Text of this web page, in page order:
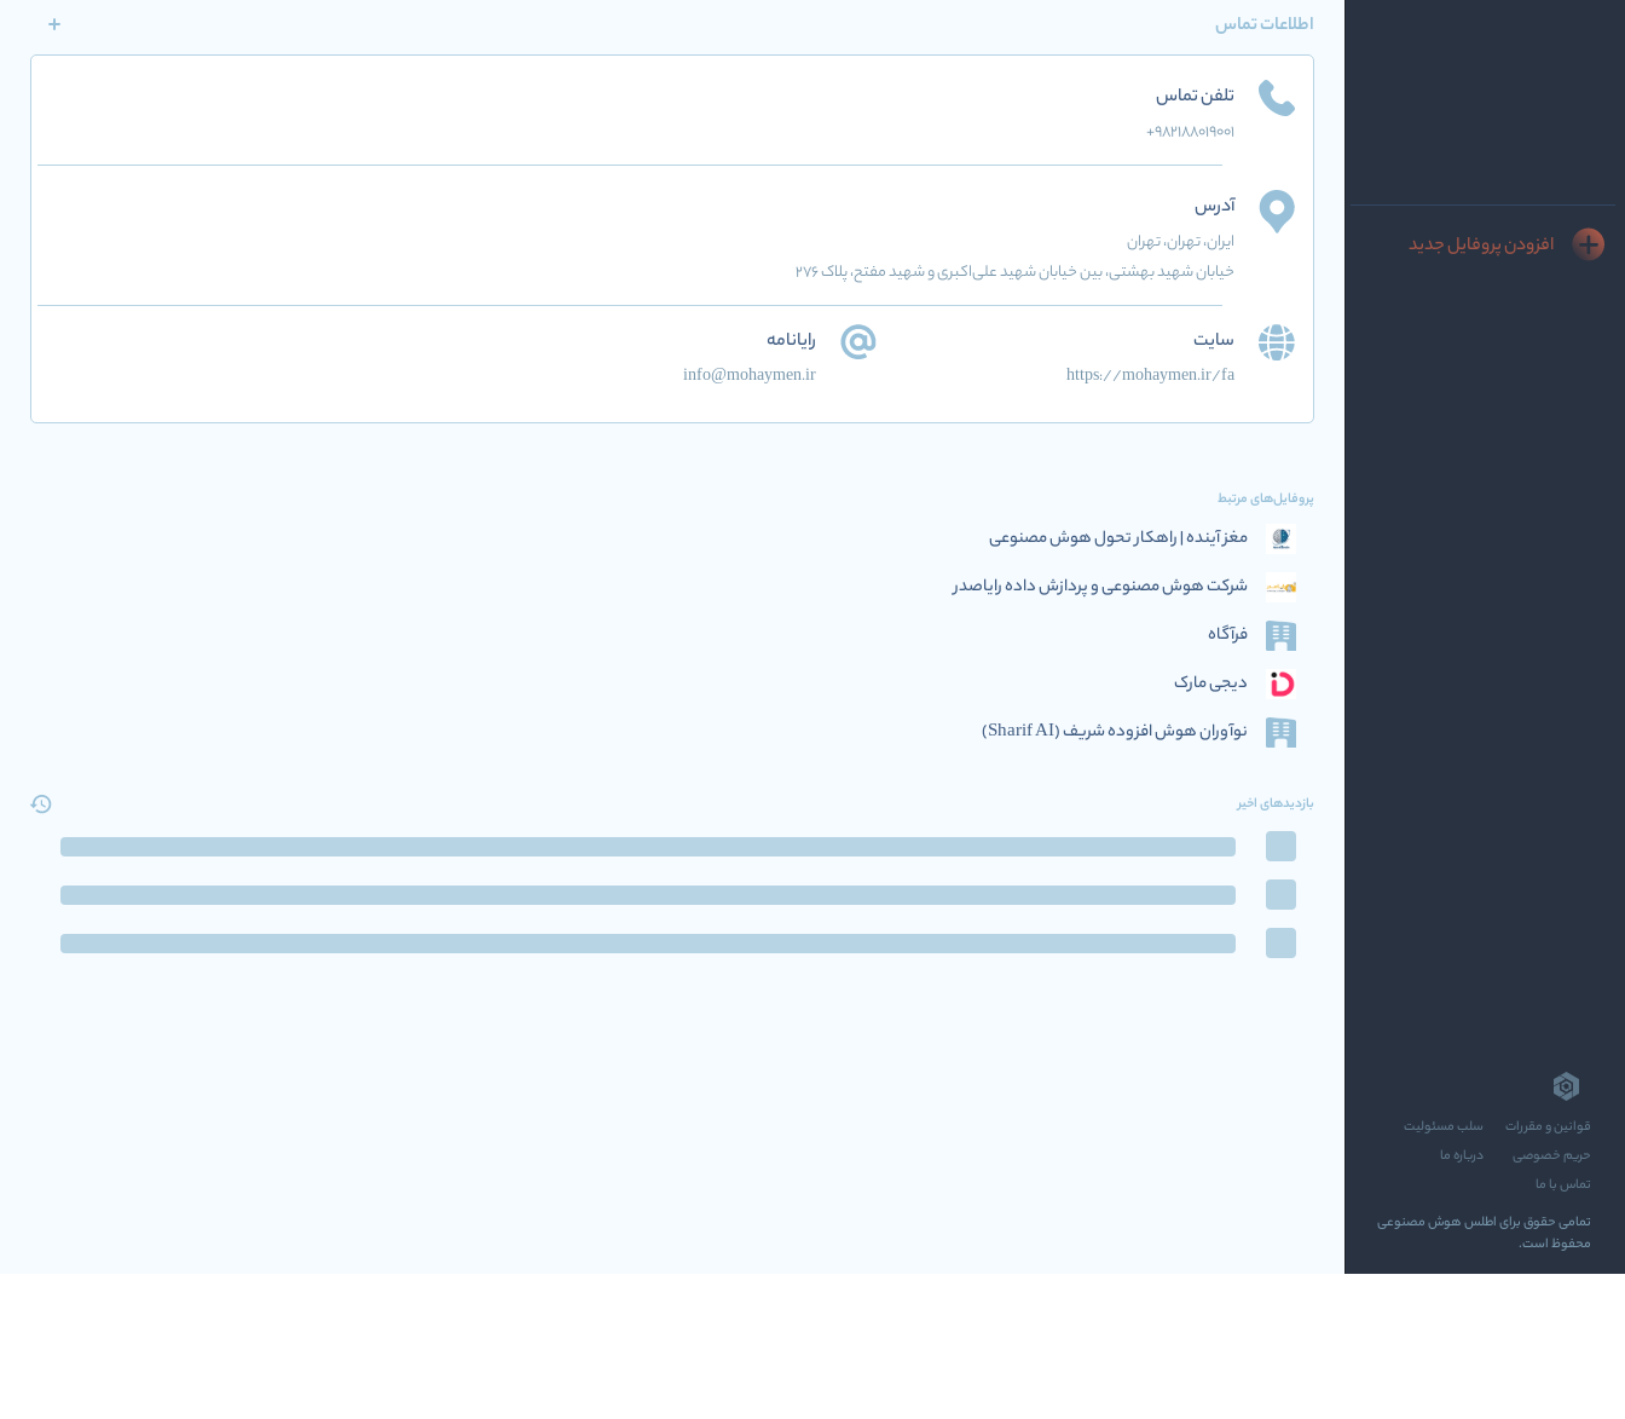
افزودن پروفایل جدید
قوانین و مقررات
سلب مسئولیت
حریم خصوصی
درباره ما
تماس با ما
تمامی حقوق برای اطلس هوش مصنوعی
محفوظ است.
اطلاعات تماس
تلفن تماس
+98٢١۸۸۰۱۹۰۰۱
آدرس
ایران، تهران، تهران
خیابان شهید بهشتی، بین خیابان شهید علی‌اکبری و شهید مفتح، پلاک ۲۷6
سایت
https://mohaymen.ir/fa
رایانامه
info@mohaymen.ir
پروفایل‌های مرتبط
مغز آینده | راهکار تحول هوش مصنوعی
شرکت هوش مصنوعی و پردازش داده رایاصدر
فرآگاه
دیجی مارک
نوآوران هوش افزوده‌ شریف (Sharif AI)
بازدیدهای اخیر